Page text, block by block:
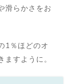
滑らかさをお
1％ほどのオ
すように。